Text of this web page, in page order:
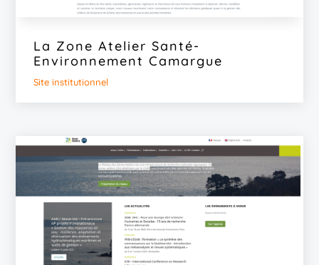
La Zone Atelier Santé-
Environnement Camargue
Site institutionnel